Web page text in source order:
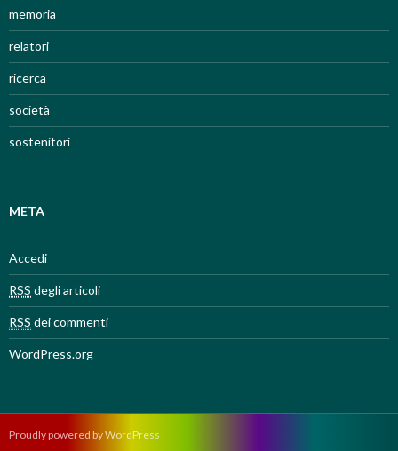
memoria
relatori
ricerca
società
sostenitori
META
Accedi
RSS degli articoli
RSS dei commenti
WordPress.org
Proudly powered by WordPress